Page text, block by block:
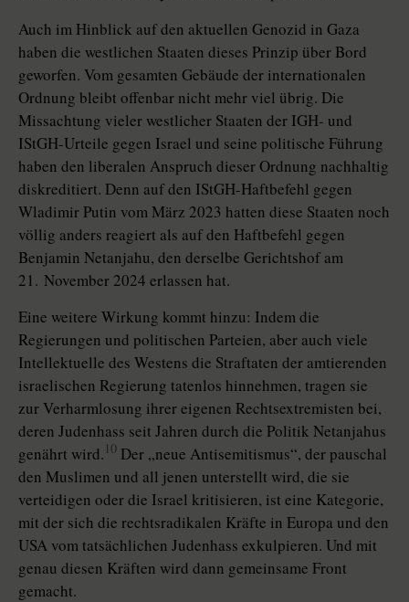
Auch im Hinblick auf den aktuellen Genozid in Gaza
haben die westlichen Staaten dieses Prinzip über Bord
geworfen. Vom gesamten Gebäude der internationalen
Ordnung bleibt offenbar nicht mehr viel übrig. Die
Missachtung vieler westlicher Staaten der IGH- und
IStGH-Urteile gegen Israel und seine politische Führung
haben den liberalen Anspruch dieser Ordnung nachhaltig
diskreditiert. Denn auf den IStGH-Haftbefehl gegen
Wladimir Putin vom März 2023 hatten diese Staaten noch
völlig anders reagiert als auf den Haftbefehl gegen
Benjamin Netanjahu, den derselbe Gerichtshof am
21. November 2024 erlassen hat.
Eine weitere Wirkung kommt hinzu: Indem die
Regierungen und politischen Parteien, aber auch viele
Intellektuelle des Westens die Straftaten der amtierenden
israelischen Regierung tatenlos hinnehmen, tragen sie
zur Verharmlosung ihrer eigenen Rechtsextremisten bei,
deren Judenhass seit Jahren durch die Politik Netanjahus
genährt wird. 10 Der „neue Antisemitismus“, der pauschal
den Muslimen und all jenen unterstellt wird, die sie
verteidigen oder die Israel kritisieren, ist eine Kategorie,
mit der sich die rechtsradikalen Kräfte in Europa und den
USA vom tatsächlichen Judenhass exkulpieren. Und mit
genau diesen Kräften wird dann gemeinsame Front
gemacht.